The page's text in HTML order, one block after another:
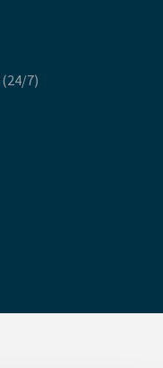
(24/7)